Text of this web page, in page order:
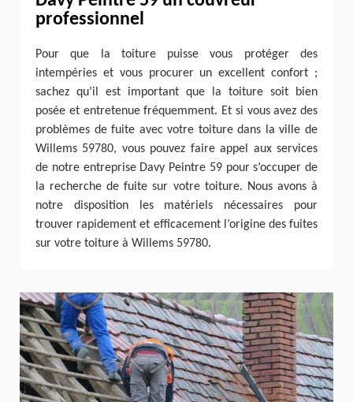
professionnel
Pour que la toiture puisse vous protéger des
intempéries et vous procurer un excellent confort ;
sachez qu’il est important que la toiture soit bien
posée et entretenue fréquemment. Et si vous avez des
problèmes de fuite avec votre toiture dans la ville de
Willems 59780, vous pouvez faire appel aux services
de notre entreprise Davy Peintre 59 pour s’occuper de
la recherche de fuite sur votre toiture. Nous avons à
notre disposition les matériels nécessaires pour
trouver rapidement et efficacement l’origine des fuites
sur votre toiture à Willems 59780.